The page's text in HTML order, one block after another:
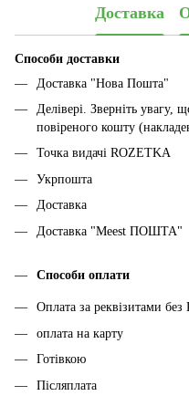
Доставка
Способи доставки
Доставка "Нова Пошта"
Делівері. Зверніть увагу,
повіреного кошту
Точка видачі ROZETKA
Укрпошта
Доставка
Доставка "Meest ПОШТА"
Способи оплати
Оплата за реквізитами
оплата на карту
Готівкою
Післяплата